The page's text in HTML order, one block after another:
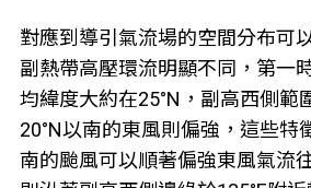
對應到導引氣流場的空間分布可
副熱帶高壓環流明顯不同，第一
均緯度大約在25°N，副高西側範
20°N以南的東風則偏強，這些特
南的颱風可以順著偏強東風氣流